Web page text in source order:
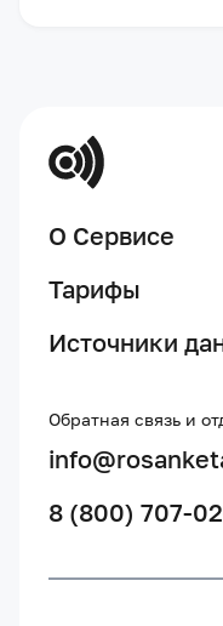
О Сервисе
Тарифы
Источники
Обратная связь и
8 (800) 707-